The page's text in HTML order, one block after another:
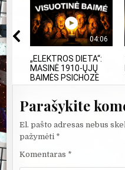
04:06
„ELEKTROS DIETA“:
MASINĖ 1910-ŲJŲ
BAIMĖS PSICHOZĖ
Parašykite
El. pašto adresas nebus
pažymėti *
Komentaras *